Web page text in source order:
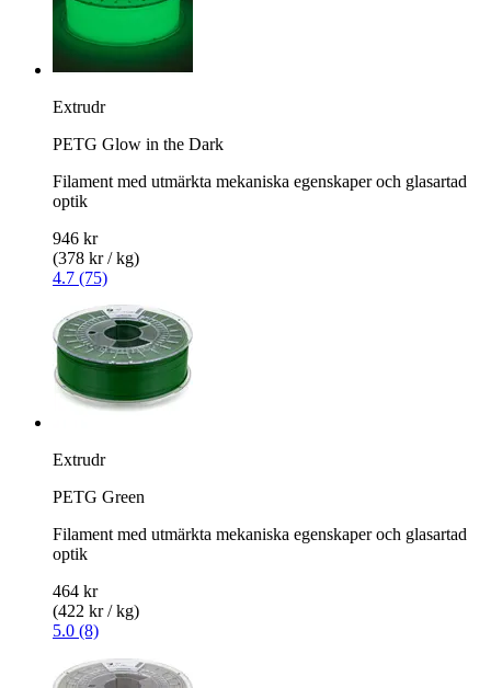
Extrudr
PETG Glow in the Dark
Filament med utmärkta mekaniska egenskaper och glasartad
optik
946 kr
(378 kr / kg)
4.7 (75)
Extrudr
PETG Green
Filament med utmärkta mekaniska egenskaper och glasartad
optik
464 kr
(422 kr / kg)
5.0 (8)